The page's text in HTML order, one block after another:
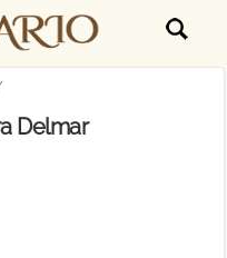
Delmar